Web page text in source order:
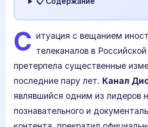
С итуация с вещанием
телеканалов в
претерпела существенные
последние пару лет. Канал
являвшийся одним из лидеров
познавательного и